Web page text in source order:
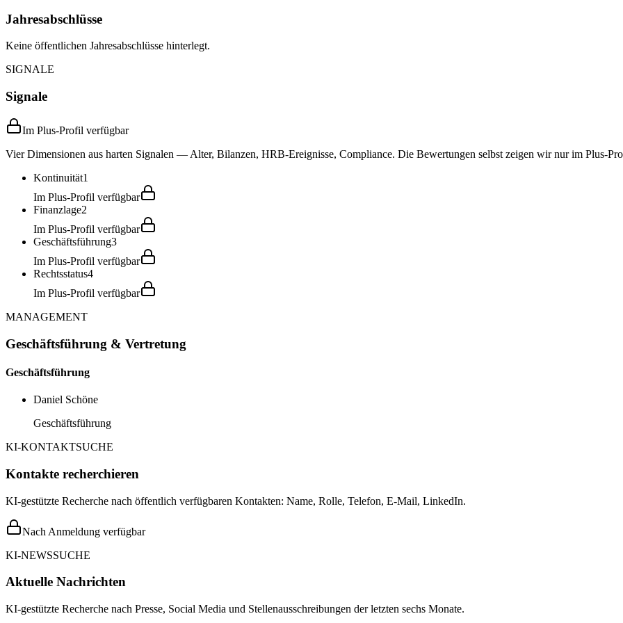
Jahresabschlüsse
Keine öffentlichen Jahresabschlüsse hinterlegt.
SIGNALE
Signale
Im Plus-Profil verfügbar
Vier Dimensionen aus harten Signalen — Alter, Bilanzen, HRB-Ereignisse, Compliance. Die Bewertungen selbst zeigen wir nur im Plus-
Kontinuität1
Im Plus-Profil verfügbar
Finanzlage2
Im Plus-Profil verfügbar
Geschäftsführung3
Im Plus-Profil verfügbar
Rechtsstatus4
Im Plus-Profil verfügbar
MANAGEMENT
Geschäftsführung & Vertretung
Geschäftsführung
Daniel Schöne
Geschäftsführung
KI-KONTAKTSUCHE
Kontakte recherchieren
KI-gestützte Recherche nach öffentlich verfügbaren Kontakten: Name, Rolle, Telefon, E-Mail, LinkedIn.
Nach Anmeldung verfügbar
KI-NEWSSUCHE
Aktuelle Nachrichten
KI-gestützte Recherche nach Presse, Social Media und Stellenausschreibungen der letzten sechs Monate.